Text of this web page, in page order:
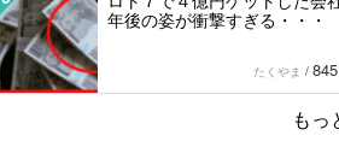
年後の姿が衝撃すぎる・・・
たくやま /
もっ